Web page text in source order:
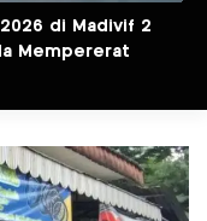
2026 di Madivif 2
Mempererat